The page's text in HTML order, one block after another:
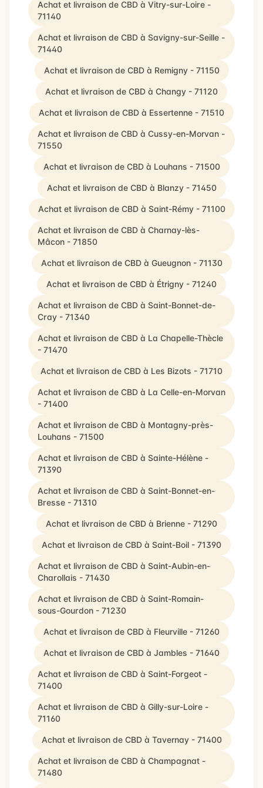
Achat et livraison de CBD à Vitry-sur-Loire -
71140
Achat et livraison de CBD à Savigny-sur-Seille -
71440
Achat et livraison de CBD à Remigny - 71150
Achat et livraison de CBD à Changy - 71120
Achat et livraison de CBD à Essertenne - 71510
Achat et livraison de CBD à Cussy-en-Morvan -
71550
Achat et livraison de CBD à Louhans - 71500
Achat et livraison de CBD à Blanzy - 71450
Achat et livraison de CBD à Saint-Rémy - 71100
Achat et livraison de CBD à Charnay-lès-
Mâcon - 71850
Achat et livraison de CBD à Gueugnon - 71130
Achat et livraison de CBD à Étrigny - 71240
Achat et livraison de CBD à Saint-Bonnet-de-
Cray - 71340
Achat et livraison de CBD à La Chapelle-Thècle
- 71470
Achat et livraison de CBD à Les Bizots - 71710
Achat et livraison de CBD à La Celle-en-Morvan
- 71400
Achat et livraison de CBD à Montagny-près-
Louhans - 71500
Achat et livraison de CBD à Sainte-Hélène -
71390
Achat et livraison de CBD à Saint-Bonnet-en-
Bresse - 71310
Achat et livraison de CBD à Brienne - 71290
Achat et livraison de CBD à Saint-Boil - 71390
Achat et livraison de CBD à Saint-Aubin-en-
Charollais - 71430
Achat et livraison de CBD à Saint-Romain-
sous-Gourdon - 71230
Achat et livraison de CBD à Fleurville - 71260
Achat et livraison de CBD à Jambles - 71640
Achat et livraison de CBD à Saint-Forgeot -
71400
Achat et livraison de CBD à Gilly-sur-Loire -
71160
Achat et livraison de CBD à Tavernay - 71400
Achat et livraison de CBD à Champagnat -
71480